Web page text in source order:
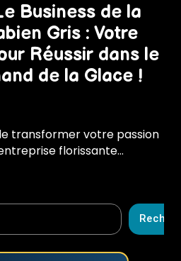
Business de la
Gris : Votre
Réussir dans le
de la Glace !
transformer votre passion
florissante…